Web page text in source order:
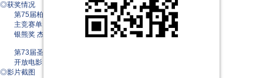
◎获奖情况
第75届柏林国际电影节(2025)
主竞赛单元 金熊奖(提名) 露西尔·哈兹哈利洛维奇
银熊奖 杰出艺术成就奖 露西尔·哈兹哈利洛维奇
第73届圣塞巴斯蒂安国际电影节(2025)
开放电影大奖 露西尔·哈兹哈利洛维奇
◎影片截图